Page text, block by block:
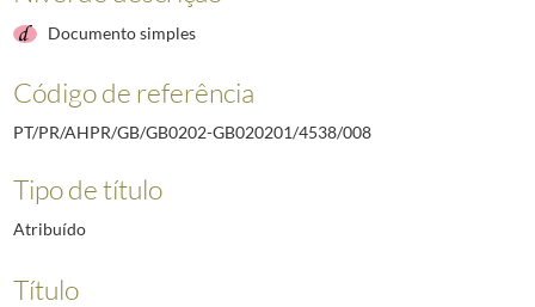
Documento simples
Código de referência
PT/PR/AHPR/GB/GB0202-GB020201/4538/008
Tipo de título
Atribuído
Título